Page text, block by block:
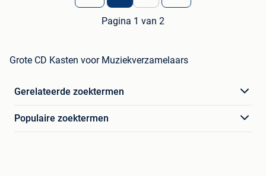
Pagina 1 van 2
Grote CD Kasten voor Muziekverzamelaars
Gerelateerde zoektermen
Populaire zoektermen